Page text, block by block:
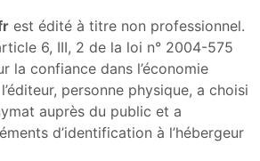
est édité à titre non professionnel.
6, III, 2 de la loi n° 2004-575
la confiance dans l’économie
personne physique, a choisi
auprès du public et a
d’identification à l’hébergeur